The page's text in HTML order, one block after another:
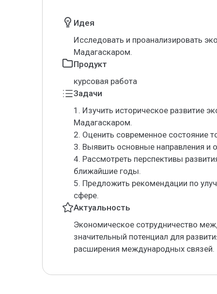
Идея
Исследовать и проанализировать
Мадагаскаром.
Продукт
курсовая работа
Задачи
1. Изучить историческое развитие
Мадагаскаром.
2. Оценить современное состояние
3. Выявить основные направления и
4. Рассмотреть перспективы
ближайшие годы.
5. Предложить рекомендации по
сфере.
Актуальность
Экономическое сотрудничество
значительный потенциал для
расширения международных связей.